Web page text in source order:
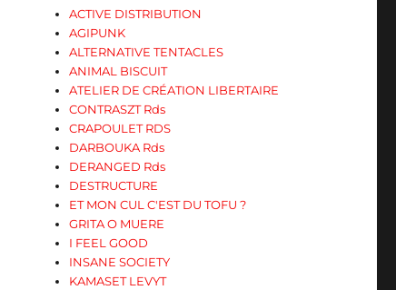
ACTIVE DISTRIBUTION
AGIPUNK
ALTERNATIVE TENTACLES
ANIMAL BISCUIT
ATELIER DE CRÉATION LIBERTAIRE
CONTRASZT Rds
CRAPOULET RDS
DARBOUKA Rds
DERANGED Rds
DESTRUCTURE
ET MON CUL C'EST DU TOFU ?
GRITA O MUERE
I FEEL GOOD
INSANE SOCIETY
KAMASET LEVYT